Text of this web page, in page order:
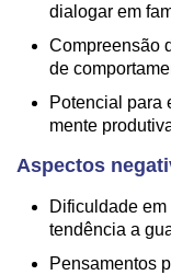
dialogar em
Compreensão
de
Potencial para
mente
Aspectos
Dificuldade
tendência a
Pensamentos